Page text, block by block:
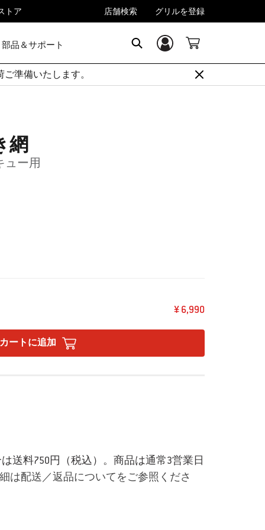
トア 店舗検索 グリルを登録
部品＆サポート ログイン／登録
準備いたします。
網
ュー用
¥ 6,990
ートに追加
送料750円（税込）。商品は通常3営業日
は配送／返品についてをご参照くださ